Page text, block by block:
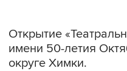
Открытие
имени 50-летия
округе Химки.